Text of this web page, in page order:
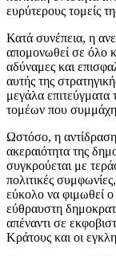
ευρύτερους τομείς
Κατά συνέπεια, η
απομονωθεί σε όλο
αδύναμες και
αυτής της
μεγάλα
τομέων που
Ωστόσο, η
ακεραιότητα της
συγκρούεται με
πολιτικές
εύκολο να φιμωθεί ο
εύθραυστη
απέναντι σε
Κράτους και οι